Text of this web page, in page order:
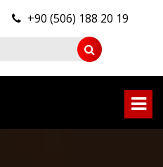
+90 (506) 188 20 19